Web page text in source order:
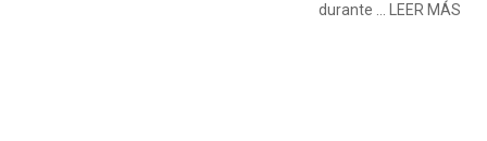
durante ... LEER MÁS